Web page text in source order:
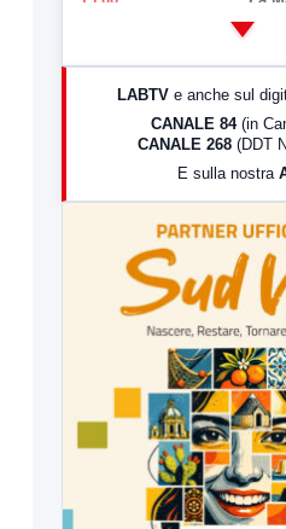
LABTV e anche sul
CANALE 84 (in
CANALE 268 (DDT
E sulla nostra